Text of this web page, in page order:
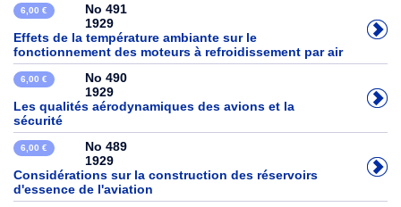
6,00 €
No 491
1929
Effets de la température ambiante sur le
fonctionnement des moteurs à refroidissement par air
6,00 €
No 490
1929
Les qualités aérodynamiques des avions et la
sécurité
6,00 €
No 489
1929
Considérations sur la construction des réservoirs
d'essence de l'aviation